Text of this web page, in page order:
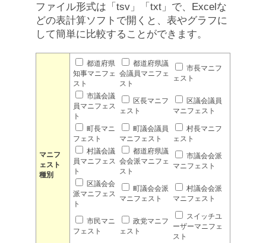
ファイル形式は「tsv」「txt」で、Excelな
どの表計算ソフトで開くと、表やグラフに
して簡単に比較することができます。
マニフ
ェスト
種別
都道府県
知事マニフェ
スト
都道府県議
会議員マニフェ
スト
市長マニフ
ェスト
市議会議
員マニフェス
ト
区長マニフ
ェスト
区議会議員
マニフェスト
町長マニ
フェスト
町議会議員
マニフェスト
村長マニフ
ェスト
村議会議
員マニフェス
ト
都道府県議
会会派マニフェ
スト
市議会会派
マニフェスト
区議会会
派マニフェス
ト
町議会会派
マニフェスト
村議会会派
マニフェスト
市民マニ
フェスト
政党マニフ
ェスト
スイッチユ
ーザーマニフェ
スト